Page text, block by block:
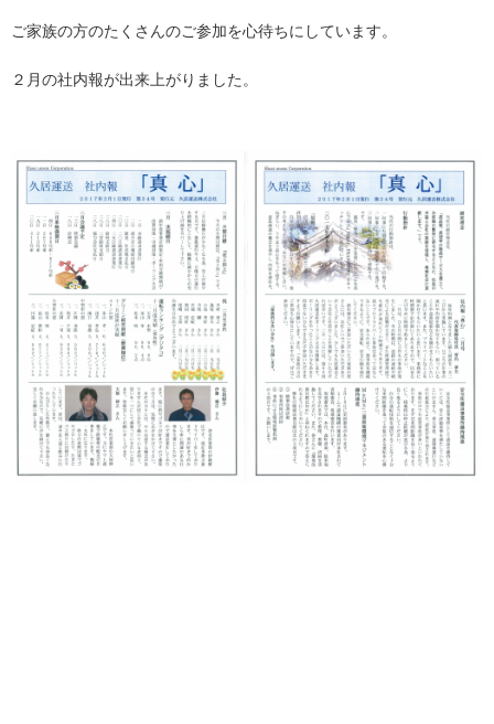
ご家族の方のたくさんのご参加を心待ちにしています。
２月の社内報が出来上がりました。